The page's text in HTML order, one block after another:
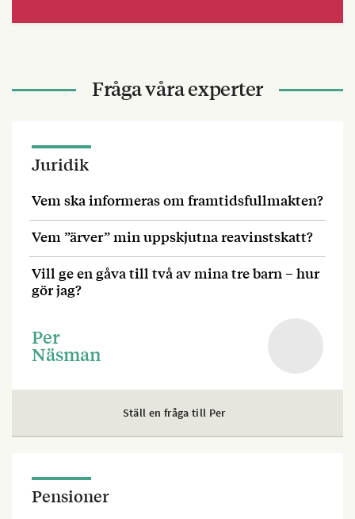
Fråga våra experter
Juridik
Vem ska informeras om framtidsfullmakten?
Vem ”ärver” min uppskjutna reavinstskatt?
Vill ge en gåva till två av mina tre barn – hur
gör jag?
Per
Näsman
Ställ en fråga till Per
Pensioner